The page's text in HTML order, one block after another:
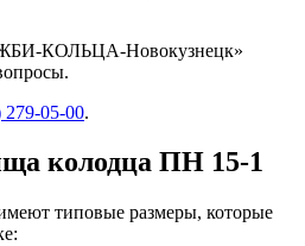
КОЛЬЦА-Новокузнецк»
279-05-00.
колодца ПН 15-1
типовые размеры, которые